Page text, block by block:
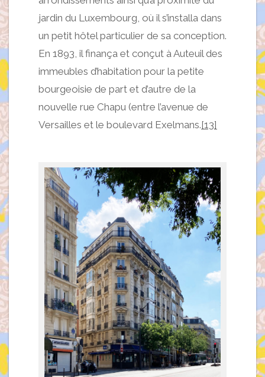
jardin du Luxembourg, où il s’installa dans
un petit hôtel particulier de sa conception.
En 1893, il finança et conçut à Auteuil des
immeubles d’habitation pour la petite
bourgeoisie de part et d’autre de la
nouvelle rue Chapu (entre l’avenue de
Versailles et le boulevard Exelmans.[13]